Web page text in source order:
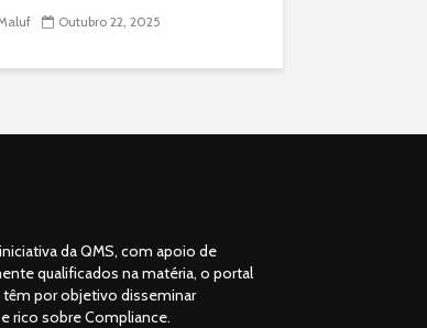
Outubro 22, 2025
da QMS, com apoio de
qualificados na matéria, o portal
têm por objetivo disseminar
rico sobre Compliance.